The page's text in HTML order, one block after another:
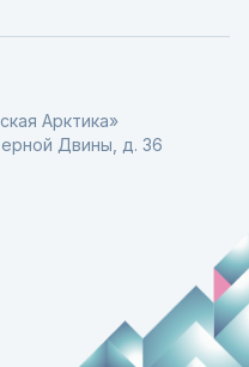
Арктика»
Двины, д. 36